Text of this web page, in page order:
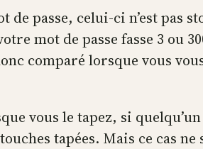
passe, celui-ci n’est pas
mot de passe fasse 3 ou
comparé lorsque vous
vous le tapez, si
tapées. Mais ce cas